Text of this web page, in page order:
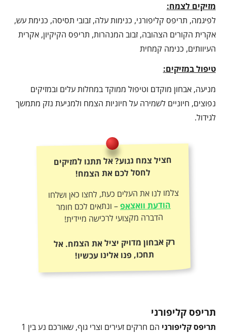
מזיקים לצמח:
לפיגמה, תריפס קליפורני, כנימות עלה, זבובי תסיסה, כנימת עש,
אקרית הקורים הצהובה, זבוב המנהרות, תריפס הקיקיון, אקרית
העיוותים, כנימה קמחית
טיפול במזיקים:
מניעה, אבחון מוקדם וטיפול ממוקד במחלות עלים ובמזיקים
נפוצים, חיוניים לשמירה על חיוניות הצמח ולמניעת נזק מתמשך
לגידול.
חציל צמח נגוע? אל תתנו למזיקים
לחסל לכם את הצמח!
צלמו לנו את העלים כעת, לחצו כאן ושלחו
הודעת וואצאפ– ונתאים לכם חומר
הדברה מקצועי לרכישה מיידית!
רק אבחון מדויק יציל את הצמח. אל
תחכו, פנו אלינו עכשיו!
תריפס קליפורני
תריפס קליפורני
הם חרקים זעירים וצרי גוף, שאורכם נע בין 1